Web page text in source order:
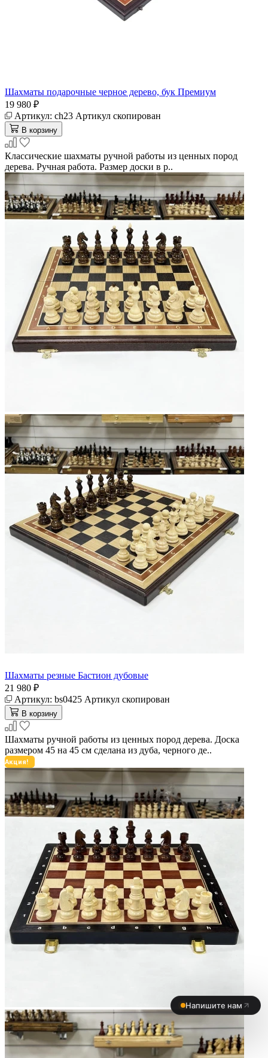
Шахматы подарочные черное дерево, бук Премиум
19 980 ₽
Артикул: ch23 Артикул скопирован
В корзину
Классические шахматы ручной работы из ценных пород
дерева. Ручная работа. Размер доски в р..
Шахматы резные Бастион дубовые
21 980 ₽
Артикул: bs0425 Артикул скопирован
В корзину
Шахматы ручной работы из ценных пород дерева. Доска
размером 45 на 45 см сделана из дуба, черного де..
Акция!